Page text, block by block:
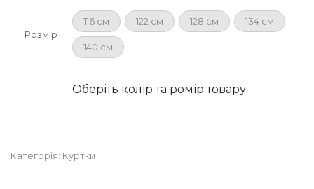
Розмір
116 см 122 см 128 см 134 см
140 см
Оберіть колір та ромір товару.
Категорія: Куртки